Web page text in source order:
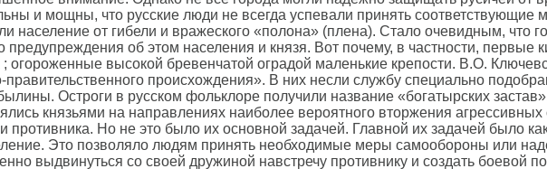
и мощны, что русские люди не всегда успевали принять
население от гибели и вражеского «полона» (плена). Стало очевидным, что
об этом населения и князя. Вот почему, в частности, первые
огороженные высокой бревенчатой оградой маленькие крепости. В.О.
происхождения». В них несли службу специально
Остроги в русском фольклоре получили название «богатырских
князьями на направлениях наиболее вероятного вторжения
противника. Но не это было их основной задачей. Главной их задачей было
Это позволяло людям принять необходимые меры самообороны или
выдвинуться со своей дружиной навстречу противнику и создать боевой